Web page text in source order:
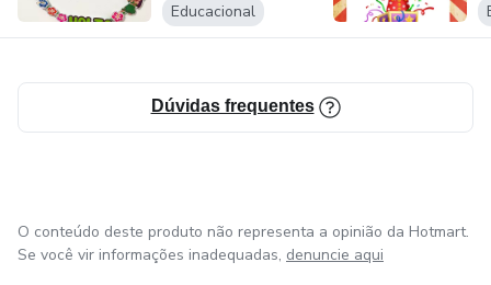
Educacional
Dúvidas frequentes
O conteúdo deste produto não representa a opinião da Hotmart.
Se você vir informações inadequadas, denuncie aqui